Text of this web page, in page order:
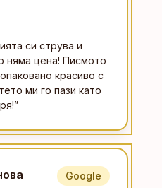
си струва и
няма цена! Писмото
красиво с
ми го пази като
”
Google